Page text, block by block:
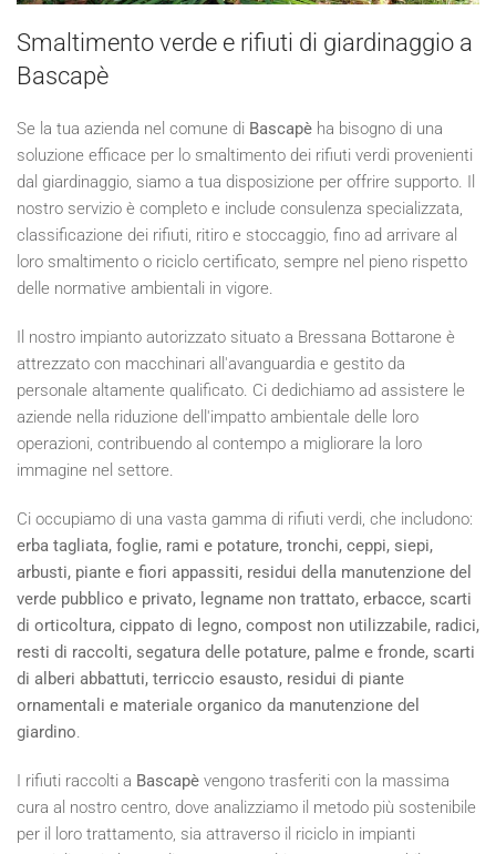
Smaltimento verde e rifiuti di giardinaggio a
Bascapè
Se la tua azienda nel comune di Bascapè ha bisogno di una
soluzione efficace per lo smaltimento dei rifiuti verdi provenienti
dal giardinaggio, siamo a tua disposizione per offrire supporto. Il
nostro servizio è completo e include consulenza specializzata,
classificazione dei rifiuti, ritiro e stoccaggio, fino ad arrivare al
loro smaltimento o riciclo certificato, sempre nel pieno rispetto
delle normative ambientali in vigore.
Il nostro impianto autorizzato situato a Bressana Bottarone è
attrezzato con macchinari all'avanguardia e gestito da
personale altamente qualificato. Ci dedichiamo ad assistere le
aziende nella riduzione dell'impatto ambientale delle loro
operazioni, contribuendo al contempo a migliorare la loro
immagine nel settore.
Ci occupiamo di una vasta gamma di rifiuti verdi, che includono:
erba tagliata, foglie, rami e potature, tronchi, ceppi, siepi,
arbusti, piante e fiori appassiti, residui della manutenzione del
verde pubblico e privato, legname non trattato, erbacce, scarti
di orticoltura, cippato di legno, compost non utilizzabile, radici,
resti di raccolti, segatura delle potature, palme e fronde, scarti
di alberi abbattuti, terriccio esausto, residui di piante
ornamentali e materiale organico da manutenzione del
giardino.
I rifiuti raccolti a Bascapè vengono trasferiti con la massima
cura al nostro centro, dove analizziamo il metodo più sostenibile
per il loro trattamento, sia attraverso il riciclo in impianti